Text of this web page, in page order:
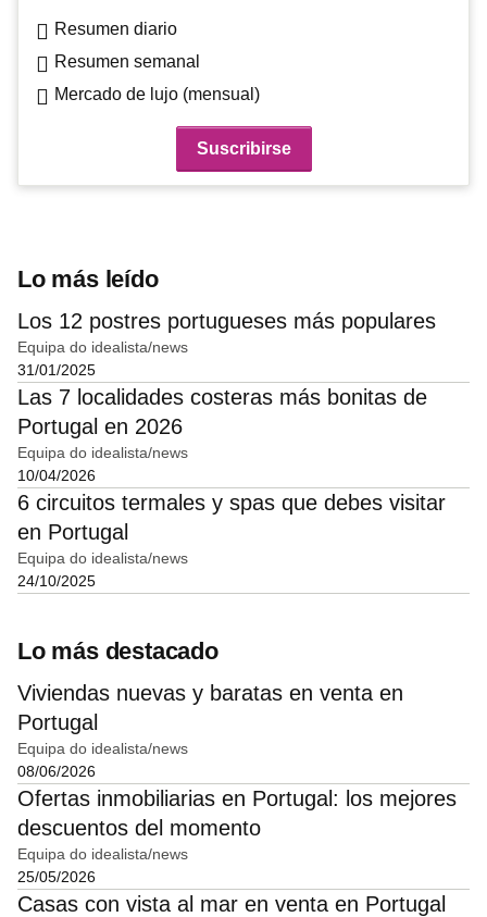
Resumen diario
Resumen semanal
Mercado de lujo (mensual)
Lo más leído
Los 12 postres portugueses más populares
Equipa do idealista/news
31/01/2025
Las 7 localidades costeras más bonitas de
Portugal en 2026
Equipa do idealista/news
10/04/2026
6 circuitos termales y spas que debes visitar
en Portugal
Equipa do idealista/news
24/10/2025
Lo más destacado
Viviendas nuevas y baratas en venta en
Portugal
Equipa do idealista/news
08/06/2026
Ofertas inmobiliarias en Portugal: los mejores
descuentos del momento
Equipa do idealista/news
25/05/2026
Casas con vista al mar en venta en Portugal